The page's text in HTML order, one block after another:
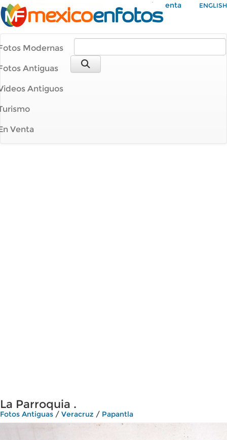
Mi Cuenta ENGLISH
Modernas
Antiguas
Antiguos
Venta
La Parroquia .
Fotos Antiguas / Veracruz / Papantla